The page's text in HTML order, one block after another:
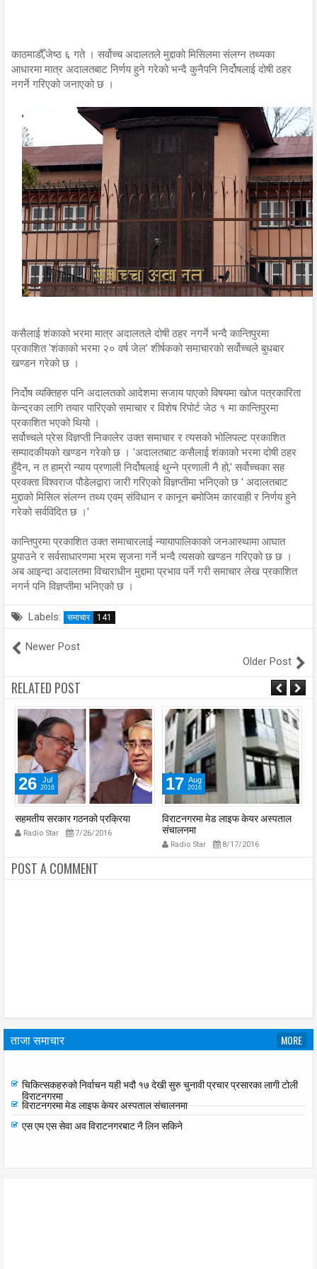
काठमाडौँ,जेष्ठ ६ गते । सर्वोच्च अदालतले मुद्दाको मिसिलमा संलग्न तथ्यका
आधारमा मात्र अदालतबाट निर्णय हुने गरेको भन्दै कुनैपनि निर्दोषलाई दोषी ठहर
नगर्ने गरिएको जनाएको छ ।
कसैलाई शंकाको भरमा मात्र अदालतले दोषी ठहर नगर्ने भन्दै कान्तिपुरमा
प्रकाशित 'शंकाको भरमा २० वर्ष जेल' शीर्षकको समाचारको सर्वोच्चले बुधबार
खण्डन गरेको छ ।
निर्दोष व्यक्तिहरु पनि अदालतको आदेशमा सजाय पाएको विषयमा खोज पत्रकारिता
केन्द्रका लागि तयार पारिएको समाचार र विशेष रिपोर्ट जेठ १ मा कान्तिपुरमा
प्रकाशित भएको थियो ।
सर्वोच्चले प्रेस विज्ञप्ती निकालेर उक्त समाचार र त्यसको भोलिपल्ट प्रकाशित
सम्पादकीयको खण्डन गरेको छ । 'अदालतबाट कसैलाई शंकाको भरमा दोषी ठहर
हुँदैन, न त हाम्रो न्याय प्रणाली निर्दोषलाई थुन्ने प्रणाली नै हो,' सर्वोच्चका सह
प्रवक्ता विश्वराज पौडेलद्वारा जारी गरिएको विज्ञप्तीमा भनिएको छ ' अदालतबाट
मुद्दाको मिसिल संलग्न तथ्य एवम् संविधान र कानून बमोजिम कारवाही र निर्णय हुने
गरेको सर्वविदित छ ।'
कान्तिपुरमा प्रकाशित उक्त समाचारलाई न्यायापालिकाको जनआस्थामा आघात
पुर्‍याउने र सर्वसाधारणमा भ्रम सृजना गर्ने भन्दै त्यसको खण्डन गरिएको छ छ ।
अब आइन्दा अदालतमा विचाराधीन मुद्दामा प्रभाव पर्ने गरी समाचार लेख प्रकाशित
नगर्न पनि विज्ञप्तीमा भनिएको छ ।
Labels: समाचार 141
Newer Post
Older Post
RELATED POST
26 Jul
2016
सहमतीय सरकार गठनको प्रक्रिया
Radio Star 7/26/2016
17 Aug
2016
विराटनगरमा मेड लाइफ केयर अस्पताल
संचालनमा
Radio Star 8/17/2016
POST A COMMENT
ताजा समाचार
MORE
चिकित्सकहरुको निर्वाचन यही भदौ १७ देखी सुरु चुनावी प्रचार प्रसारका लागी टोली
विराटनगरमा
विराटनगरमा मेड लाइफ केयर अस्पताल संचालनमा
एस एम एस सेवा अव विराटनगरबाट नै लिन सकिने